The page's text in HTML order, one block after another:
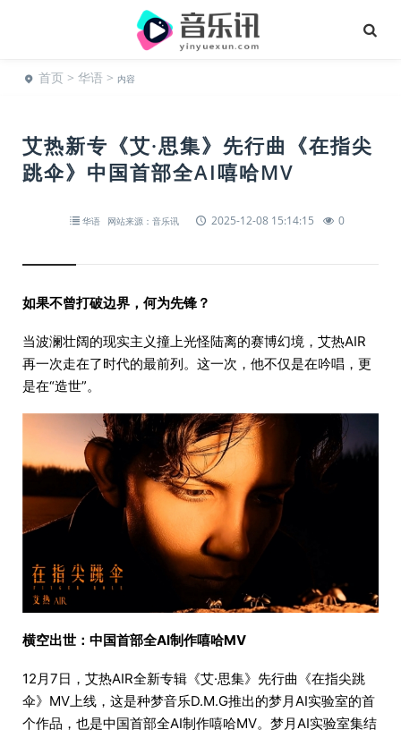
首页 > 华语 > 内容
艾热新专《艾·思集》先行曲《在指尖
跳伞》中国首部全AI嘻哈MV
华语 网站来源：音乐讯 2025-12-08 15:14:15 0
如果不曾打破边界，何为先锋？
当波澜壮阔的现实主义撞上光怪陆离的赛博幻境，艾热AIR
再一次走在了时代的最前列。这一次，他不仅是在吟唱，更
是在“造世”。
横空出世：中国首部全AI制作嘻哈MV
12月7日，艾热AIR全新专辑《艾·思集》先行曲《在指尖跳
伞》MV上线，这是种梦音乐D.M.G推出的梦月AI实验室的首
个作品，也是中国首部全AI制作嘻哈MV。梦月AI实验室集结